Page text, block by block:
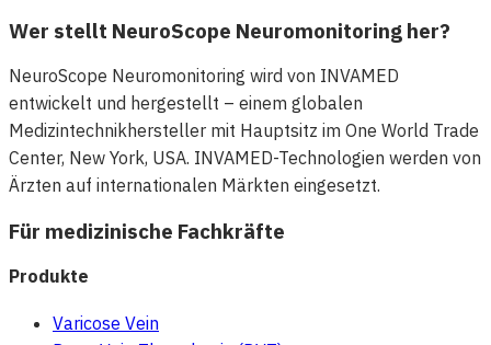
Wer stellt NeuroScope Neuromonitoring her?
NeuroScope Neuromonitoring wird von INVAMED
entwickelt und hergestellt – einem globalen
Medizintechnikhersteller mit Hauptsitz im One World Trade
Center, New York, USA. INVAMED-Technologien werden von
Ärzten auf internationalen Märkten eingesetzt.
Für medizinische Fachkräfte
Produkte
Varicose Vein